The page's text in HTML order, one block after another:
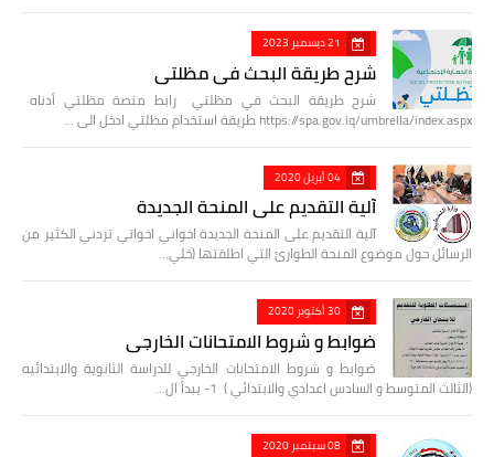
21 ديسمبر 2023
شرح طريقة البحث في مظلتي
شرح طريقة البحث في مظلتي رابط منصة مظلتي أدناه
https://spa.gov.iq/umbrella/index.aspx طريقة استخدام مظلتي ادخل الى …
04 أبريل 2020
آلية التقديم على المنحة الجديدة
آلية التقديم على المنحة الجديدة اخواني اخواتي تردني الكثير من
الرسائل حول موضوع المنحة الطوارئ التي اطلقتها (خلي…
30 أكتوبر 2020
ضوابط و شروط الامتحانات الخارجي
ضوابط و شروط الامتحانات الخارجي للدراسة الثانوية والابتدائيه
(الثالث المتوسط و السادس اعدادي والابتدائي ) 1- يبدأ ال…
08 سبتمبر 2020